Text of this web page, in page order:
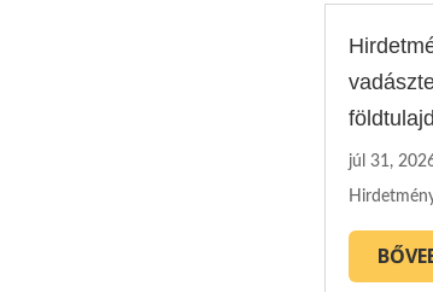
júl 31,